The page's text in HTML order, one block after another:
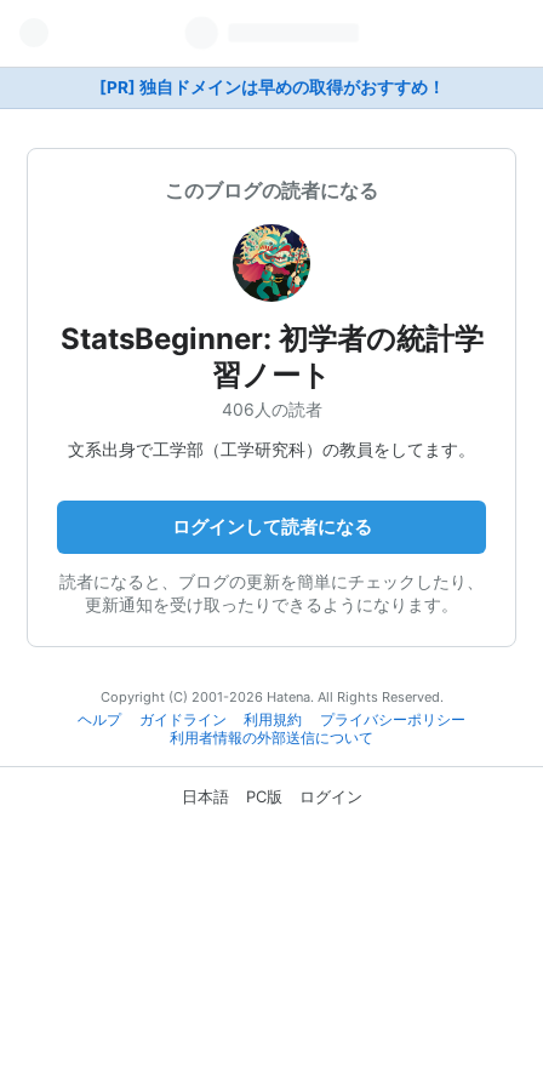
[PR] 独自ドメインは早めの取得がおすすめ！
このブログの読者になる
StatsBeginner: 初学者の統計学
習ノート
406人の読者
文系出身で工学部（工学研究科）の教員をしてます。
ログインして読者になる
読者になると、ブログの更新を簡単にチェックしたり、
更新通知を受け取ったりできるようになります。
Copyright (C) 2001-2026 Hatena. All Rights Reserved.
ヘルプ
ガイドライン 利用規約
プライバシーポリシー
利用者情報の外部送信について
日本語 PC版 ログイン